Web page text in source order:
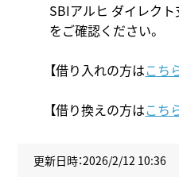
SBIアルヒ ダイレクト
をご確認ください。
【借り入れの方はこち
【借り換えの方はこち
更新日時：2026/2/12 10:36